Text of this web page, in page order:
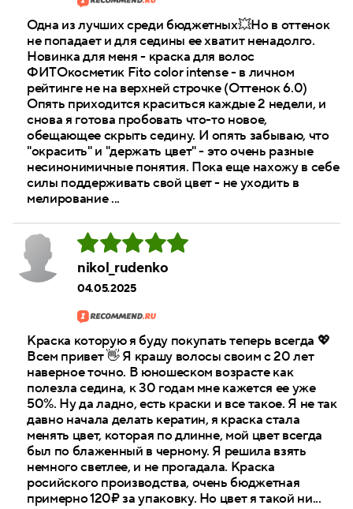
Одна из лучших среди бюджетных💥Но в оттенок
не попадает и для седины ее хватит ненадолго.
Новинка для меня - краска для волос
ФИТОкосметик Fito color intense - в личном
рейтинге не на верхней строчке (Оттенок 6.0)
Опять приходится краситься каждые 2 недели, и
снова я готова пробовать что-то новое,
обещающее скрыть седину. И опять забываю, что
"окрасить" и "держать цвет" - это очень разные
несинонимичные понятия. Пока еще нахожу в себе
силы поддерживать свой цвет - не уходить в
мелирование ...
nikol_rudenko
04.05.2025
Краска которую я буду покупать теперь всегда 💖
Всем привет 👋 Я крашу волосы своим с 20 лет
наверное точно. В юношеском возрасте как
полезла седина, к 30 годам мне кажется ее уже
50%. Ну да ладно, есть краски и все такое. Я не так
давно начала делать кератин, я краска стала
менять цвет, которая по длинне, мой цвет всегда
был по блаженный в черному. Я решила взять
немного светлее, и не прогадала. Краска
росийского производства, очень бюджетная
примерно 120₽ за упаковку. Но цвет я такой ни...